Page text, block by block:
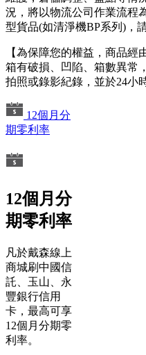
況，將以物流公司作業流程
型貨品(如清淨機BP系列)，
【為保障您的權益，商品
箱有破損、凹陷、箱數異常
拍照或錄影紀錄，並於24小
12個月分
期零利率
12個月分
期零利率
凡於戴森線上
商城刷中國信
託、玉山、永
豐銀行信用
卡，最高可享
12個月分期零
利率。